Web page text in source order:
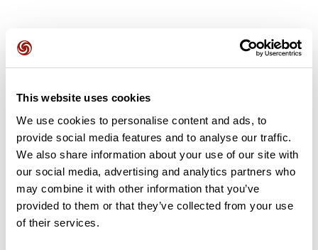
This website uses cookies
We use cookies to personalise content and ads, to
provide social media features and to analyse our traffic.
We also share information about your use of our site with
our social media, advertising and analytics partners who
may combine it with other information that you’ve
provided to them or that they’ve collected from your use
of their services.
Opiniones de los usuarios
Este recorrido aún no contiene opiniones. ¿Ya lo has
completado? ¡Deja la primera opinión!
Añadir una opinión